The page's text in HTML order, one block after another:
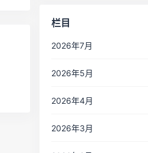
栏目
2026年7月
2026年5月
2026年4月
2026年3月